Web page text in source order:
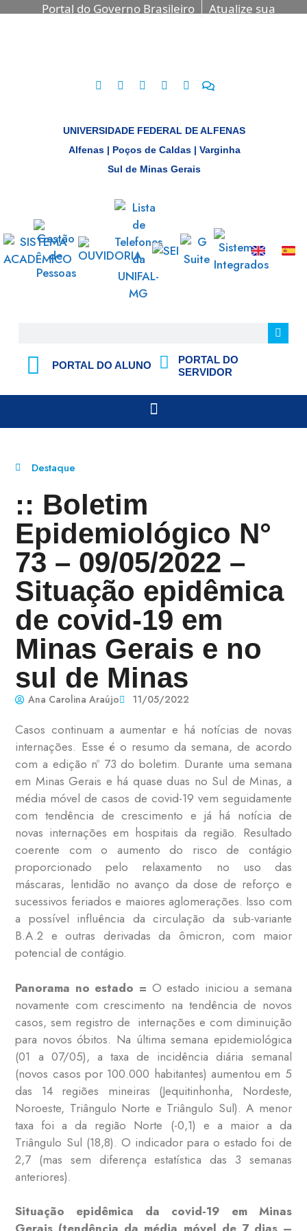
Portal do Governo Brasileiro
Atualize sua
UNIVERSIDADE FEDERAL DE ALFENAS
Alfenas | Poços de Caldas | Varginha
Sul de Minas Gerais
PORTAL DO ALUNO
PORTAL DO
SERVIDOR
Destaque
:: Boletim
Epidemiológico N°
73 – 09/05/2022 –
Situação epidêmica
de covid-19 em
Minas Gerais e no
sul de Minas
Ana Carolina Araújo 11/05/2022
Casos continuam a aumentar e há notícias de novas
internações. Esse é o resumo da semana, de acordo
com a edição nº 73 do boletim. Durante uma semana
em Minas Gerais e há quase duas no Sul de Minas, a
média móvel de casos de covid-19 vem seguidamente
com tendência de crescimento e já há notícia de
novas internações em hospitais da região. Resultado
coerente com o aumento do risco de contágio
proporcionado pelo relaxamento no uso das
máscaras, lentidão no avanço da dose de reforço e
sucessivos feriados e maiores aglomerações. Isso com
a possível influência da circulação da sub-variante
B.A.2 e outras derivadas da ômicron, com maior
potencial de contágio.
Panorama no estado = O estado iniciou a semana
novamente com crescimento na tendência de novos
casos, sem registro de internações e com diminuição
para novos óbitos. Na última semana epidemiológica
(01 a 07/05), a taxa de incidência diária semanal
(novos casos por 100.000 habitantes) aumentou em 5
das 14 regiões mineiras (Jequitinhonha, Nordeste,
Noroeste, Triângulo Norte e Triângulo Sul). A menor
taxa foi a da região Norte (-0,1) e a maior a da
Triângulo Sul (18,8). O indicador para o estado foi de
2,7 (mas sem diferença estatística das 3 semanas
anteriores).
Situação epidêmica da covid-19 em Minas